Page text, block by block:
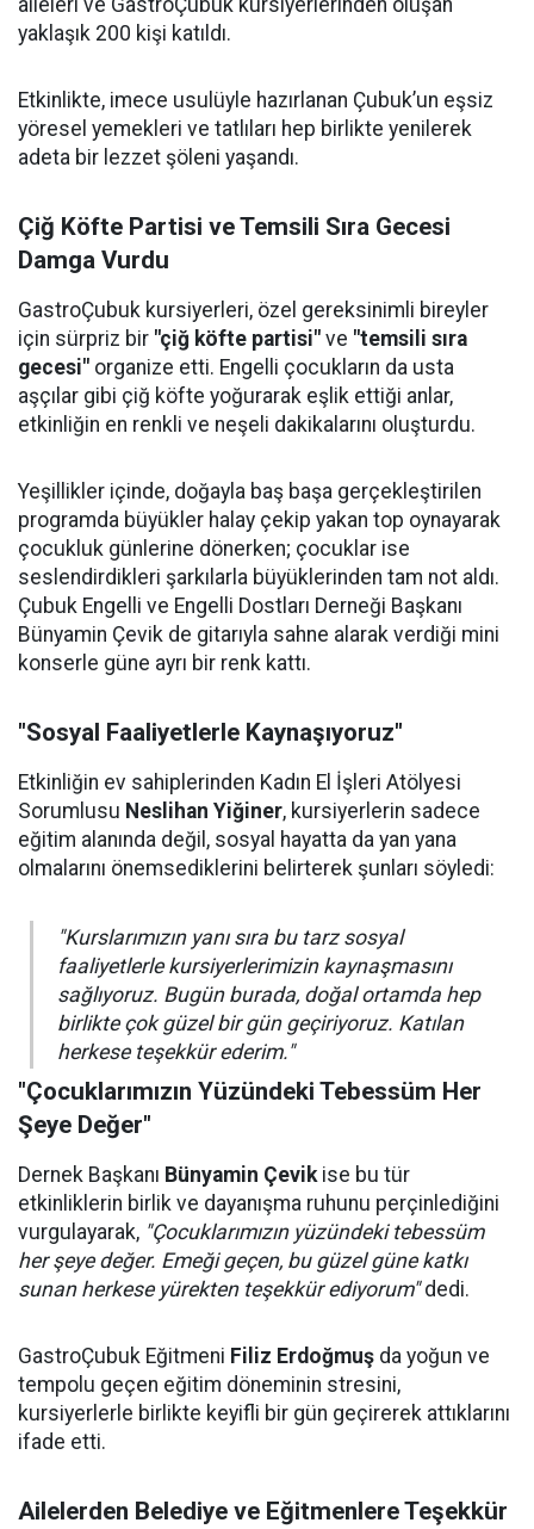
aileleri ve GastroÇubuk kursiyerlerinden oluşan
yaklaşık 200 kişi katıldı.
Etkinlikte, imece usulüyle hazırlanan Çubuk’un eşsiz
yöresel yemekleri ve tatlıları hep birlikte yenilerek
adeta bir lezzet şöleni yaşandı.
Çiğ Köfte Partisi ve Temsili Sıra Gecesi
Damga Vurdu
GastroÇubuk kursiyerleri, özel gereksinimli bireyler
için sürpriz bir "çiğ köfte partisi" ve "temsili sıra
gecesi" organize etti. Engelli çocukların da usta
aşçılar gibi çiğ köfte yoğurarak eşlik ettiği anlar,
etkinliğin en renkli ve neşeli dakikalarını oluşturdu.
Yeşillikler içinde, doğayla baş başa gerçekleştirilen
programda büyükler halay çekip yakan top oynayarak
çocukluk günlerine dönerken; çocuklar ise
seslendirdikleri şarkılarla büyüklerinden tam not aldı.
Çubuk Engelli ve Engelli Dostları Derneği Başkanı
Bünyamin Çevik de gitarıyla sahne alarak verdiği mini
konserle güne ayrı bir renk kattı.
"Sosyal Faaliyetlerle Kaynaşıyoruz"
Etkinliğin ev sahiplerinden Kadın El İşleri Atölyesi
Sorumlusu Neslihan Yiğiner, kursiyerlerin sadece
eğitim alanında değil, sosyal hayatta da yan yana
olmalarını önemsediklerini belirterek şunları söyledi:
"Kurslarımızın yanı sıra bu tarz sosyal
faaliyetlerle kursiyerlerimizin kaynaşmasını
sağlıyoruz. Bugün burada, doğal ortamda hep
birlikte çok güzel bir gün geçiriyoruz. Katılan
herkese teşekkür ederim."
"Çocuklarımızın Yüzündeki Tebessüm Her
Şeye Değer"
Dernek Başkanı Bünyamin Çevikise bu tür
etkinliklerin birlik ve dayanışma ruhunu perçinlediğini
vurgulayarak, "Çocuklarımızın yüzündeki tebessüm
her şeye değer. Emeği geçen, bu güzel güne katkı
sunan herkese yürekten teşekkür ediyorum"dedi.
GastroÇubuk Eğitmeni Filiz Erdoğmuş da yoğun ve
tempolu geçen eğitim döneminin stresini,
kursiyerlerle birlikte keyifli bir gün geçirerek attıklarını
ifade etti.
Ailelerden Belediye ve Eğitmenlere Teşekkür